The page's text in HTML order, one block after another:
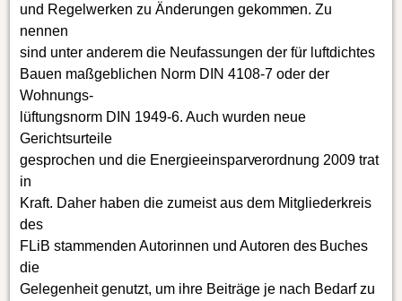
und Regelwerken zu Änderungen gekommen. Zu
nennen
sind unter anderem die Neufassungen der für luftdichtes
Bauen maßgeblichen Norm DIN 4108-7 oder der
Wohnungs-
lüftungsnorm DIN 1949-6. Auch wurden neue
Gerichtsurteile
gesprochen und die Energieeinsparverordnung 2009 trat
in
Kraft. Daher haben die zumeist aus dem Mitgliederkreis
des
FLiB stammenden Autorinnen und Autoren des Buches
die
Gelegenheit genutzt, um ihre Beiträge je nach Bedarf zu